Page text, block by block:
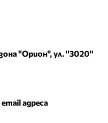
"Орион", ул. "3020"
адреса